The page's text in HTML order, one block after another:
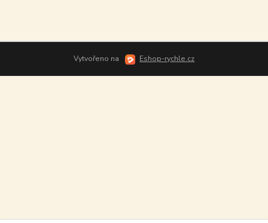
Vytvořeno na Eshop-rychle.cz